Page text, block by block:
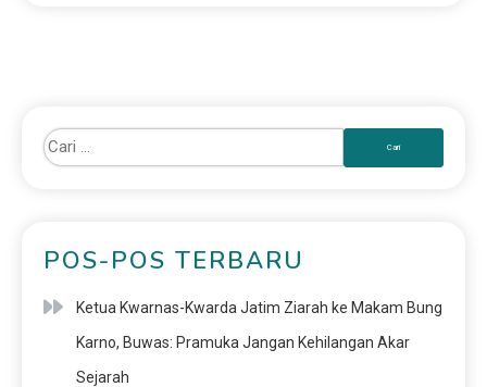
POS-POS TERBARU
Ketua Kwarnas-Kwarda Jatim Ziarah ke Makam Bung
Karno, Buwas: Pramuka Jangan Kehilangan Akar
Sejarah